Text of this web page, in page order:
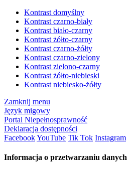
Kontrast domyślny
Kontrast czarno-biały
Kontrast biało-czarny
Kontrast żółto-czarny
Kontrast czarno-żółty
Kontrast czarno-zielony
Kontrast zielono-czarny
Kontrast żółto-niebieski
Kontrast niebiesko-żółty
Zamknij menu
Język migowy
Portal Niepełnosprawność
Deklaracja dostępności
FacebookYouTube Tik Tok Instagram
Informacja o przetwarzaniu danych